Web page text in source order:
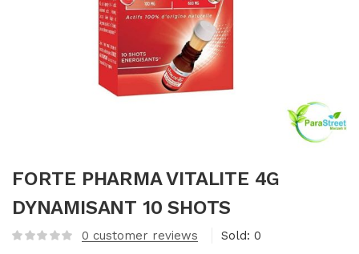
médical)
FORTE PHARMA VITALITE 4G
DYNAMISANT 10 SHOTS
0 customer reviews Sold: 0